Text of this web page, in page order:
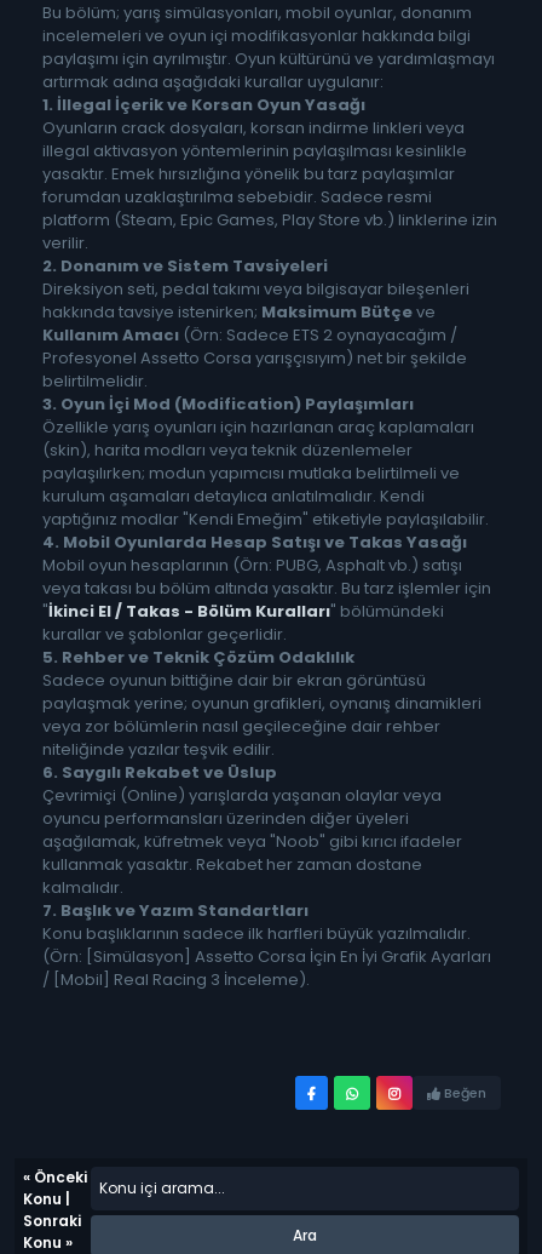
Bu bölüm; yarış simülasyonları, mobil oyunlar, donanım
incelemeleri ve oyun içi modifikasyonlar hakkında bilgi
paylaşımı için ayrılmıştır. Oyun kültürünü ve yardımlaşmayı
artırmak adına aşağıdaki kurallar uygulanır:
1. İllegal İçerik ve Korsan Oyun Yasağı
Oyunların crack dosyaları, korsan indirme linkleri veya
illegal aktivasyon yöntemlerinin paylaşılması kesinlikle
yasaktır. Emek hırsızlığına yönelik bu tarz paylaşımlar
forumdan uzaklaştırılma sebebidir. Sadece resmi
platform (Steam, Epic Games, Play Store vb.) linklerine izin
verilir.
2. Donanım ve Sistem Tavsiyeleri
Direksiyon seti, pedal takımı veya bilgisayar bileşenleri
hakkında tavsiye istenirken; Maksimum Bütçeve
Kullanım Amacı(Örn: Sadece ETS 2 oynayacağım /
Profesyonel Assetto Corsa yarışçısıyım) net bir şekilde
belirtilmelidir.
3. Oyun İçi Mod (Modification) Paylaşımları
Özellikle yarış oyunları için hazırlanan araç kaplamaları
(skin), harita modları veya teknik düzenlemeler
paylaşılırken; modun yapımcısı mutlaka belirtilmeli ve
kurulum aşamaları detaylıca anlatılmalıdır. Kendi
yaptığınız modlar "Kendi Emeğim" etiketiyle paylaşılabilir.
4. Mobil Oyunlarda Hesap Satışı ve Takas Yasağı
Mobil oyun hesaplarının (Örn: PUBG, Asphalt vb.) satışı
veya takası bu bölüm altında yasaktır. Bu tarz işlemler için
"İkinci El / Takas - Bölüm Kuralları" bölümündeki
kurallar ve şablonlar geçerlidir.
5. Rehber ve Teknik Çözüm Odaklılık
Sadece oyunun bittiğine dair bir ekran görüntüsü
paylaşmak yerine; oyunun grafikleri, oynanış dinamikleri
veya zor bölümlerin nasıl geçileceğine dair rehber
niteliğinde yazılar teşvik edilir.
6. Saygılı Rekabet ve Üslup
Çevrimiçi (Online) yarışlarda yaşanan olaylar veya
oyuncu performansları üzerinden diğer üyeleri
aşağılamak, küfretmek veya "Noob" gibi kırıcı ifadeler
kullanmak yasaktır. Rekabet her zaman dostane
kalmalıdır.
7. Başlık ve Yazım Standartları
Konu başlıklarının sadece ilk harfleri büyük yazılmalıdır.
(Örn: [Simülasyon] Assetto Corsa İçin En İyi Grafik Ayarları
/ [Mobil] Real Racing 3 İnceleme).
Beğen
« Önceki
Konu
Sonraki
Konu »